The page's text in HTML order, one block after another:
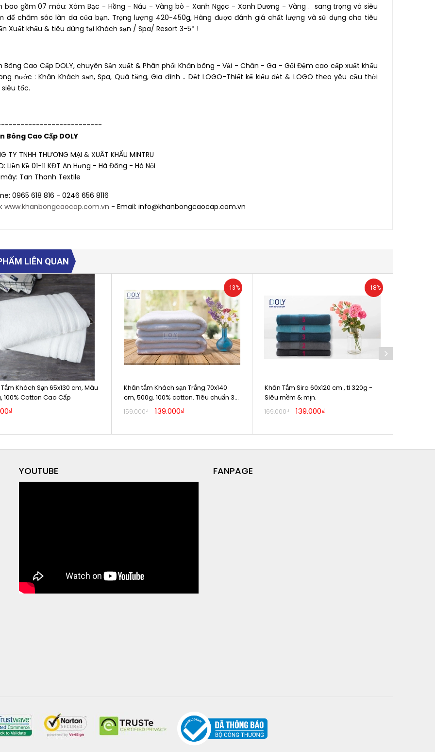
Khách Sạn 34x80
cm, 120g-150g,
100% Cotton
Liên hệ
tl 180g Siêu mềm
mịn & kháng khuẩn
399.000₫ 199.000₫
Khăn Gội Hàn Quốc
Khách Sạn 34x80
cm, 120g-150g,
100% Cotton
Liên hệ
tl 180g Siêu mềm
mịn & kháng khuẩn
399.000₫ 199.000₫
bao gồm 07 màu: Xám Bạc - Hồng - Nâu - Vàng bò - Xanh Ngọc - Xanh Dương - Vàng . sang trọng và siêu
để chăm sóc làn da của bạn. Trọng lượng 420-450g, Hàng được đánh giá chất lượng và sử dụng cho tiêu
Xuất khẩu & tiêu dùng tại Khách sạn / Spa/ Resort 3-5* !
Bông Cao Cấp DOLY, chuyên Sản xuất & Phân phối Khăn bông - Vải - Chăn - Ga - Gối Đệm cao cấp xuất khẩu
nước : Khăn Khách sạn, Spa, Quà tặng, Gia đình .. Dệt LOGO-Thiết kế kiểu dệt & LOGO theo yêu cầu thời
tốc.
Bông Cao Cấp DOLY
TY TNHH THƯƠNG MẠI & XUẤT KHẨU MINTRU
Liền Kề 01-11 KĐT An Hưng - Hà Đông - Hà Nội
Tan Thanh Textile
0965 618 816 - 0246 656 8116
www.khanbongcaocap.com.vn - Email: info@khanbongcaocap.com.vn
LIÊN QUAN
Khách Sạn 65x130 cm, Màu
100% Cotton Cao Cấp
- 13%
Khăn tắm Khách sạn Trắng 70x140
cm, 500g. 100% cotton. Tiêu chuẩn 3-
5* !
159.000₫ 139.000₫
- 18%
Khăn Tắm Siro 60x120 cm , tl 320g -
Siêu mềm & mịn.
169.000₫ 139.000₫
YOUTUBE FANPAGE